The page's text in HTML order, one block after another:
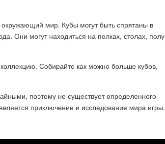
мир. Кубы могут быть спрятаны в
Они могут находиться на полках, столах, полу
Собирайте как можно больше кубов,
поэтому не существует определенного
приключение и исследование мира игры.